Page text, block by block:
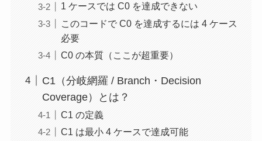
1 ケースでは C0 を達成できない
このコードで C0 を達成するには 4 ケース
必要
C0 の本質（ここが超重要）
C1（分岐網羅 / Branch・Decision
Coverage）とは？
C1 の定義
C1 は最小 4 ケースで達成可能